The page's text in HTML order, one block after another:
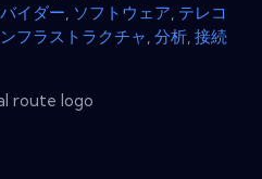
イダー ソフトウェア テレコ
フラストラクチャ 分析 接続